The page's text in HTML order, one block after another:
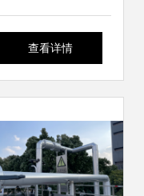
赞扬中企承建项目
间断供水
查看详情